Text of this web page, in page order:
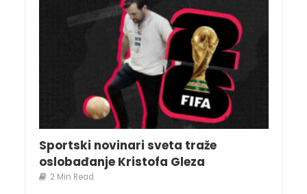
Sportski novinari sveta traže
oslobađanje Kristofa Gleza
2 Min Read